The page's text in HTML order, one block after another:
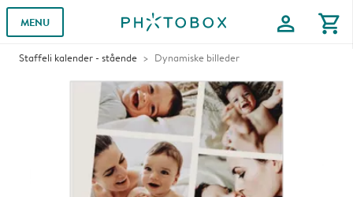
MENU profile shopping_cart
Staffeli kalender - stående Dynamiske billeder